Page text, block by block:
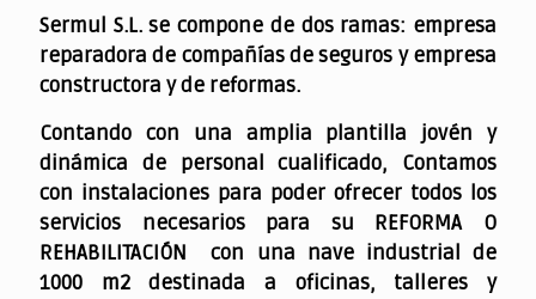
Sermul S.L. se compone de dos ramas: empresa
reparadora de compañías de seguros y empresa
constructora y de reformas.
Contando con una amplia plantilla jovén y
dinámica de personal cualificado, Contamos
con instalaciones para poder ofrecer todos los
servicios necesarios para su REFORMA O
REHABILITACIÓN con una nave industrial de
1000 m2 destinada a oficinas, talleres y